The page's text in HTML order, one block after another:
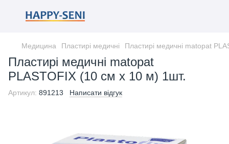
Медицина Пластирі медичні Пластирі медичні matopat
Пластирі медичні matopat
PLASTOFIX (10 см x 10 м) 1шт.
Артикул: 891213 Написати відгук